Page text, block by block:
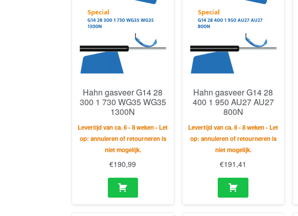
Hahn gasveer G14 28
300 1 730 WG35 WG35
1300N
Levertijd van ca. 6 - 8 weken - Let
op: annuleren of retourneren is
niet mogelijk.
€190,99
Hahn gasveer G14 28
400 1 950 AU27 AU27
800N
Levertijd van ca. 6 - 8 weken - Let
op: annuleren of retourneren is
niet mogelijk.
€191,41